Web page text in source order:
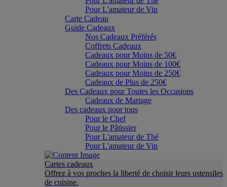
Pour L'amateur de Vin
Carte Cadeau
Guide Cadeaux
Nos Cadeaux Préférés
Coffrets Cadeaux
Cadeaux pour Moins de 50€
Cadeaux pour Moins de 100€
Cadeaux pour Moins de 250€
Cadeaux de Plus de 250€
Des Cadeaux pour Toutes les Occasions
Cadeaux de Mariage
Des cadeaux pour tous
Pour le Chef
Pour le Pâtissier
Pour L'amateur de Thé
Pour L'amateur de Vin
Cartes cadeaux
Offrez à vos proches la liberté de choisir leurs ustensiles
de cuisine.